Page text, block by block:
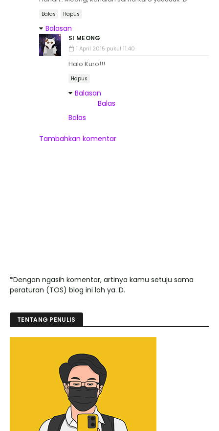
Balas Hapus
Balasan
SI MEONG
1 April 2015 pukul 11.40
Halo Kuro!!!
Hapus
Balasan
Balas
Balas
Tambahkan komentar
*Dengan ngasih komentar, artinya kamu setuju sama
peraturan (TOS) blog ini loh ya :D.
TENTANG PENULIS